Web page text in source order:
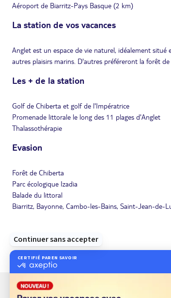
Aéroport de Biarritz-Pays Basque (2 km)
La station de vos vacances
Anglet est un espace de vie naturel, idéalement
autres plaisirs marins. D'autres préféreront la forêt
Les + de la station
Golf de Chiberta et golf de l'Impératrice
Promenade littorale le long des 11 plages d'Anglet
Thalassothérapie
Evasion
Forêt de Chiberta
Parc écologique Izadia
Balade du littoral
Biarritz, Bayonne, Cambo-les-Bains, Saint-Jean-de-